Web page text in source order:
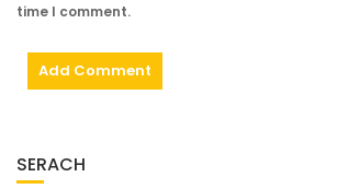
time I comment.
SERACH